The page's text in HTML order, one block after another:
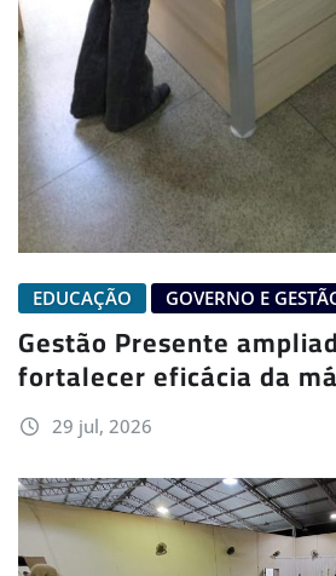
EDUCAÇÃO GOVERNO E
Gestão Presente
fortalecer eficácia da
29 jul, 2026